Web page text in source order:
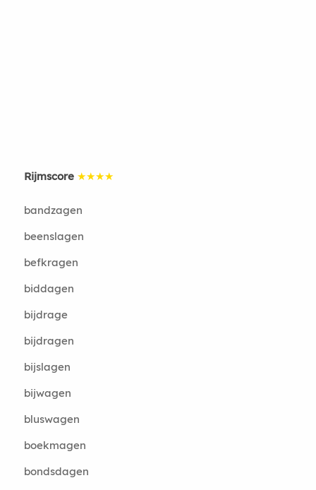
Rijmscore ★★★★
bandzagen
beenslagen
befkragen
biddagen
bijdrage
bijdragen
bijslagen
bijwagen
bluswagen
boekmagen
bondsdagen